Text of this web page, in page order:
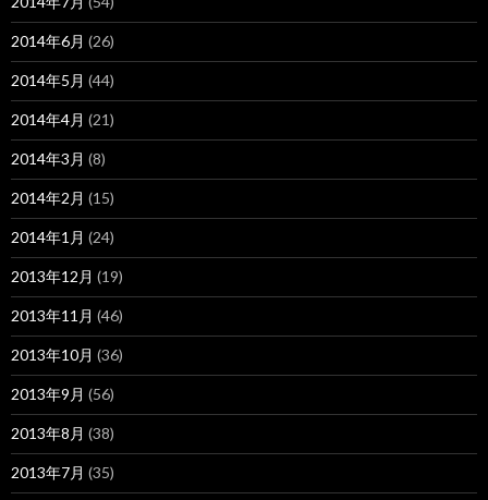
2014年6月 (26)
2014年5月 (44)
2014年4月 (21)
2014年3月 (8)
2014年2月 (15)
2014年1月 (24)
2013年12月 (19)
2013年11月 (46)
2013年10月 (36)
2013年9月 (56)
2013年8月 (38)
2013年7月 (35)